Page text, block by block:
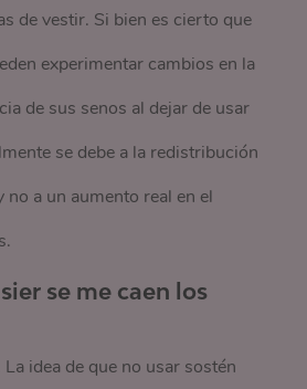
de vestir. Si bien es cierto que
experimentar cambios en la
de sus senos al dejar de usar
se debe a la redistribución
a un aumento real en el
se me caen los
idea de que no usar sostén